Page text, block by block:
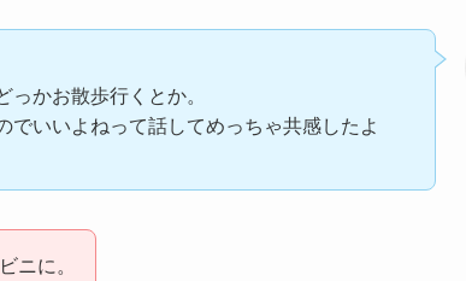
かお散歩行くとか。
でいいよねって話してめっちゃ共感したよ
ニに。